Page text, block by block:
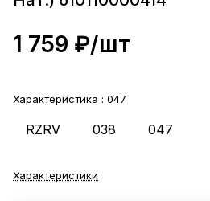
1 759 ₽/шт
Характеристика : 047
RZRV 038 047
Характеристики